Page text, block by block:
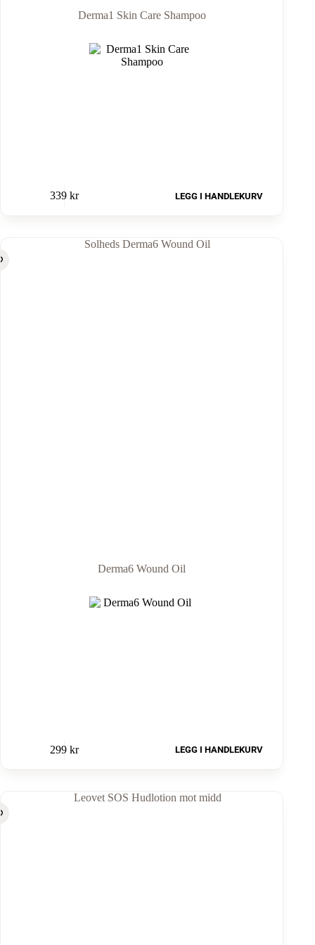
Derma1 Skin Care Shampoo
339 kr LEGG I HANDLEKURV
Derma6 Wound Oil
299 kr LEGG I HANDLEKURV